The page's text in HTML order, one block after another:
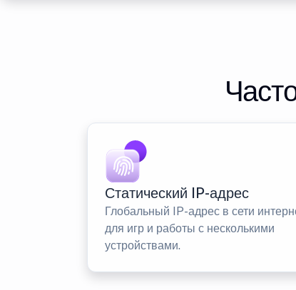
Статический IP-адрес
Глобальный IP-адрес в сети
для игр и работы с несколькими
устройствами.